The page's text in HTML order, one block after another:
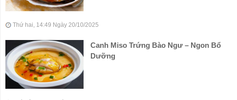
Thứ hai, 14:49 Ngày 20/10/2025
Canh Miso Trứng Bào Ngư – Ngon Bổ
Dưỡng